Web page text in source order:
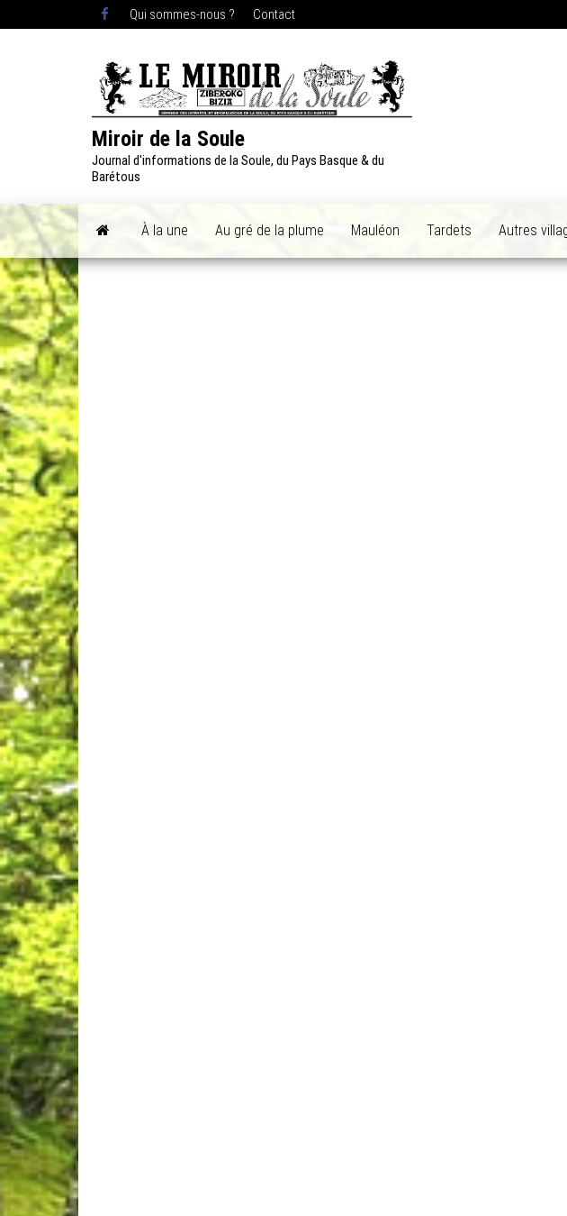
Qui sommes-nous ? Contact
Miroir de la Soule
Journal d'informations de la Soule, du Pays Basque & du
Barétous
À la une Au gré de la plume Mauléon Tardets Autres